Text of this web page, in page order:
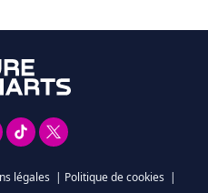
légales | Politique de cookies |